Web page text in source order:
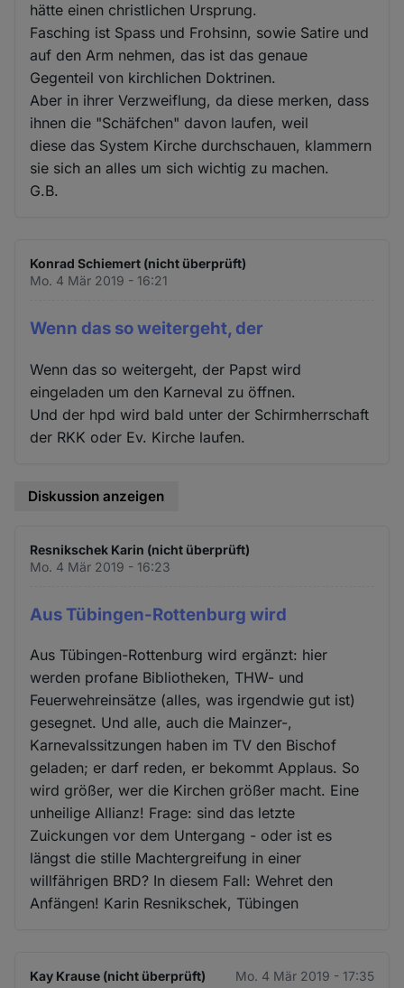
hätte einen christlichen Ursprung.
Fasching ist Spass und Frohsinn, sowie Satire und
auf den Arm nehmen, das ist das genaue
Gegenteil von kirchlichen Doktrinen.
Aber in ihrer Verzweiflung, da diese merken, dass
ihnen die "Schäfchen" davon laufen, weil
diese das System Kirche durchschauen, klammern
sie sich an alles um sich wichtig zu machen.
G.B.
Konrad Schiemert (nicht überprüft)
Mo. 4 Mär 2019 - 16:21
Wenn das so weitergeht, der
Wenn das so weitergeht, der Papst wird
eingeladen um den Karneval zu öffnen.
Und der hpd wird bald unter der Schirmherrschaft
der RKK oder Ev. Kirche laufen.
Diskussion anzeigen
Resnikschek Karin (nicht überprüft)
Mo. 4 Mär 2019 - 16:23
Aus Tübingen-Rottenburg wird
Aus Tübingen-Rottenburg wird ergänzt: hier
werden profane Bibliotheken, THW- und
Feuerwehreinsätze (alles, was irgendwie gut ist)
gesegnet. Und alle, auch die Mainzer-,
Karnevalssitzungen haben im TV den Bischof
geladen; er darf reden, er bekommt Applaus. So
wird größer, wer die Kirchen größer macht. Eine
unheilige Allianz! Frage: sind das letzte
Zuickungen vor dem Untergang - oder ist es
längst die stille Machtergreifung in einer
willfährigen BRD? In diesem Fall: Wehret den
Anfängen! Karin Resnikschek, Tübingen
Kay Krause (nicht überprüft) Mo. 4 Mär 2019 - 17:35